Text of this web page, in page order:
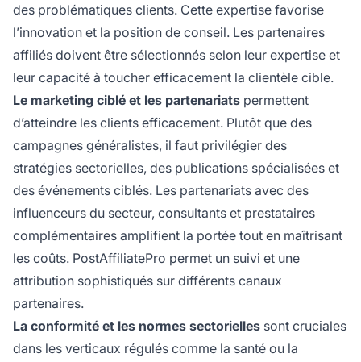
des problématiques clients. Cette expertise favorise
l’innovation et la position de conseil. Les partenaires
affiliés doivent être sélectionnés selon leur expertise et
leur capacité à toucher efficacement la clientèle cible.
Le marketing ciblé et les partenariats permettent
d’atteindre les clients efficacement. Plutôt que des
campagnes généralistes, il faut privilégier des
stratégies sectorielles, des publications spécialisées et
des événements ciblés. Les partenariats avec des
influenceurs du secteur, consultants et prestataires
complémentaires amplifient la portée tout en maîtrisant
les coûts. PostAffiliatePro permet un suivi et une
attribution sophistiqués sur différents canaux
partenaires.
La conformité et les normes sectorielles sont cruciales
dans les verticaux régulés comme la santé ou la